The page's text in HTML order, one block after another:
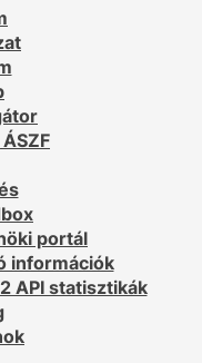
portál
információk
API statisztikák